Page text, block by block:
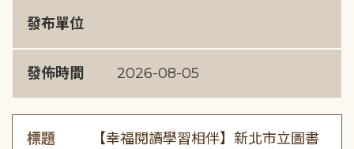
發布單位
發佈時間 2026-08-05
標題
【幸福閱讀學習相伴】新北市立圖書